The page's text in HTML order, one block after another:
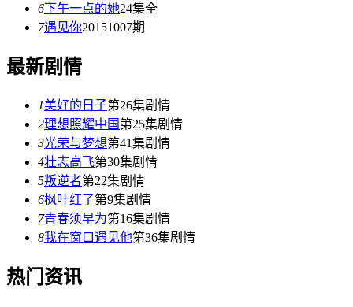
6下午一点的她24集全
7遇见你20151007期
最新剧情
1美好的日子第26集剧情
2理想照耀中国 第25集剧情
3光荣与梦想第41集剧情
4壮志高飞第30集剧情
5叛逆者第22集剧情
6枫叶红了第9集剧情
7青春须早为第16集剧情
8我在窗口遇见他第36集剧情
热门资讯